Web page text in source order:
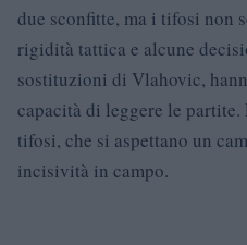
due sconfitte, ma i tifosi non
rigidità tattica e alcune
sostituzioni di Vlahovic,
capacità di leggere le
tifosi, che si aspettano un
incisività in campo.